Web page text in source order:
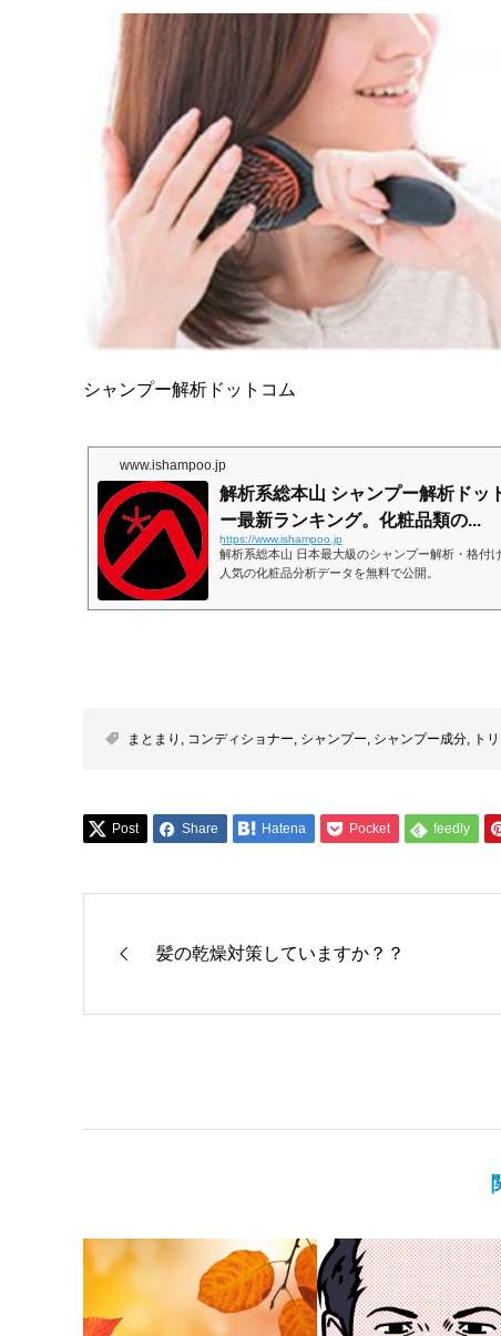
シャンプー解析ドットコム
www.ishampoo.jp
解析系総本山 シャンプー解析ドッ
ー最新ランキング。化粧品類の...
https://www.ishampoo.jp
解析系総本山 日本最大級のシャンプー解析・格付
人気の化粧品分析データを無料で公開。
まとまり , コンディショナー, シャンプー, シャンプー成分, ト
Post Share Hatena Pocket feedly
髪の乾燥対策していますか？？